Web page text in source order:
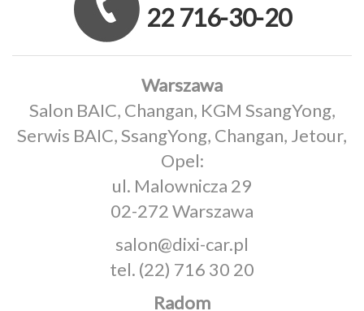
22 716-30-20
Warszawa
Salon BAIC, Changan, KGM SsangYong,
Serwis BAIC, SsangYong, Changan, Jetour,
Opel:
ul. Malownicza 29
02-272 Warszawa
salon@dixi-car.pl
tel. (22) 716 30 20
Radom